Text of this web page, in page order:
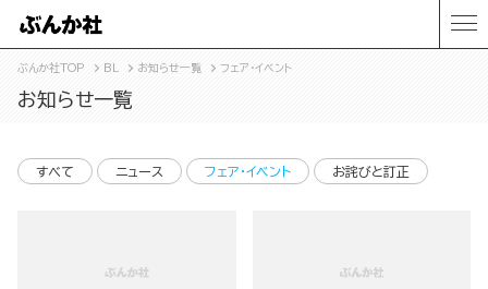
ぶんか社TOP BL お知らせ一覧 フェア・イベント
お知らせ一覧
すべて ニュース フェア・イベント お詫びと訂正